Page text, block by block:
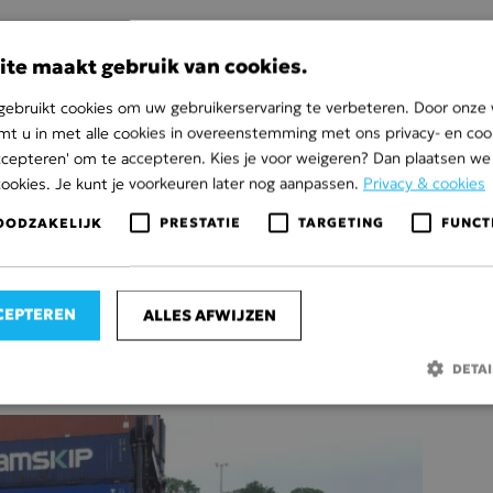
aanleg van riolering
zijn drainage en bronbemaling
af te voeren, wat resulteert in een stabiele en
onderdeel van onze dienstverlening. Wij
en milieu-eisen.
maakt gebruik van cookies.
cookies om uw gebruikerservaring te verbeteren. Door
u in met alle cookies in overeenstemming met ons privacy- en
om te accepteren. Kies je voor weigeren? Dan plaatsen
Je kunt je voorkeuren later nog aanpassen. Privacy & cookies
PRESTATIE TARGETING
ALLES AFWIJZEN
Strikt noodzakelijk
cookies maken de kernfunctionaliteiten van de website mogelijk, zoals